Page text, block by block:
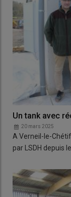
Un tank avec
20 mars 2025
A Verneil-le-
par LSDH depuis